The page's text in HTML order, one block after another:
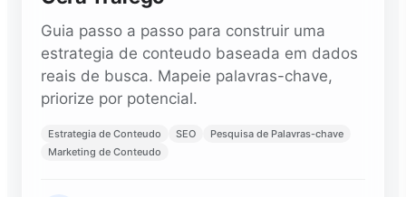
Guia passo a passo para construir uma
estrategia de conteudo baseada em dados
reais de busca. Mapeie palavras-chave,
priorize por potencial.
Estrategia de Conteudo SEO
Pesquisa de Palavras-chave
Marketing de Conteudo